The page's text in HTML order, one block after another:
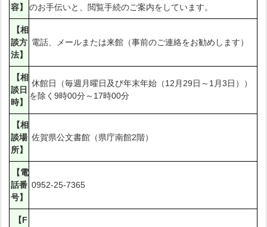
容】
のお手伝いと、閲覧手続のご案内をしています。
【相
談方
法】
電話、メールまたは来館（事前のご連絡をお勧めします）
【相
談日
時】
休館日（毎週月曜日及び年末年始（12月29日～1月3日））
を除く9時00分～17時00分
【相
談場
所】
佐賀県公文書館（県庁南館2階）
【電
話番
号】
0952-25-7365
【F